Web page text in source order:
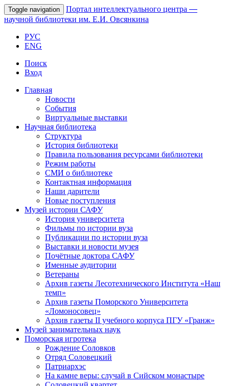
Toggle navigation Портал интеллектуального центра —
научной библиотеки им. Е.И. Овсянкина
РУС
ENG
Поиск
Вход
Главная
Новости
События
Виртуальные выставки
Научная библиотека
Структура
История библиотеки
Правила пользования ресурсами библиотеки
Режим работы
СМИ о библиотеке
Контактная информация
Наши дарители
Новые поступления
Музей истории САФУ
История университета
Фильмы по истории вуза
Публикации по истории вуза
Выставки и новости музея
Почётные доктора САФУ
Именные аудитории
Ветераны
Архив газеты Лесотехнического Института «Наш
темп»
Архив газеты Поморского Университета
«Ломоносовец»
Архив газеты II учебного корпуса ПГУ «Гранж»
Музей занимательных наук
Поморская игротека
Рождение Соловков
Отряд Соловецкий
Патриархэс
На камне веры: случай в Сийском монастыре